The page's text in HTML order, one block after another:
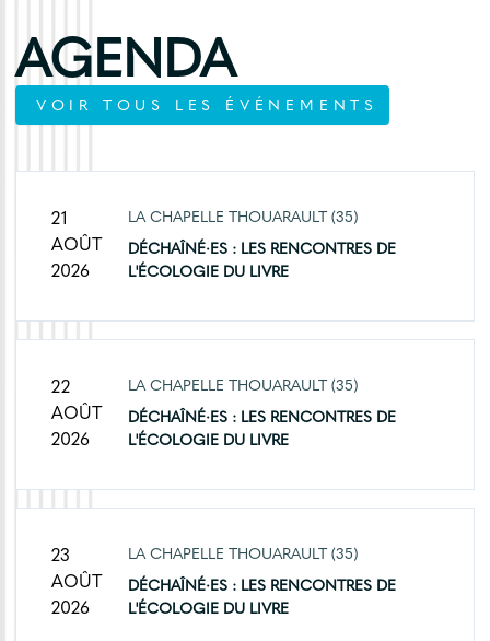
AGENDA
VOIR TOUS LES ÉVÉNEMENTS
21
AOÛT
2026
LA CHAPELLE THOUA­RAULT (35)
DÉCHAÎNÉ·ES : LES RENCONTRES DE
L'ÉCOLOGIE DU LIVRE
22
AOÛT
2026
LA CHAPELLE THOUA­RAULT (35)
DÉCHAÎNÉ·ES : LES RENCONTRES DE
L'ÉCOLOGIE DU LIVRE
23
AOÛT
2026
LA CHAPELLE THOUA­RAULT (35)
DÉCHAÎNÉ·ES : LES RENCONTRES DE
L'ÉCOLOGIE DU LIVRE